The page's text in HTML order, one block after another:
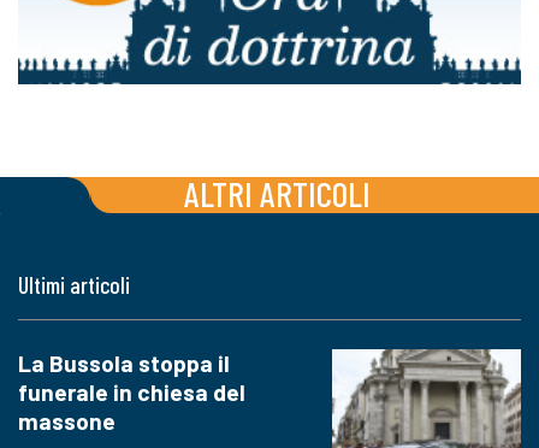
ALTRI ARTICOLI
Ultimi articoli
La Bussola stoppa il
funerale in chiesa del
massone